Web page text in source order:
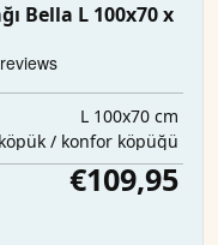
Bella L 100x70 x
L 100x70 cm
/ konfor köpüğü
€109,95